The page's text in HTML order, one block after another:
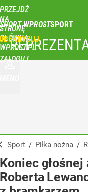
PRZEJDŹ
NA
STRONĘ
GŁÓWNĄ
WPROST.PL
SPORT WPROST
ZALOGUJ
Sport / Piłka nożna /
Koniec
Roberta